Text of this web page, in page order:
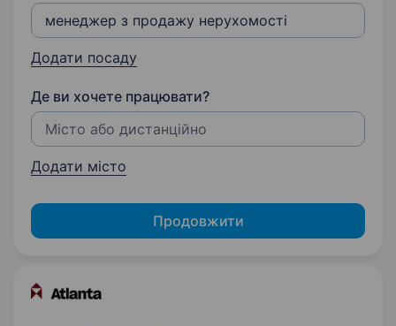
Додати посаду
Де ви хочете працювати?
Додати місто
Продовжити